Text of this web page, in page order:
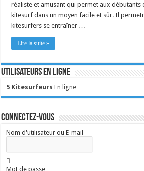
réaliste et amusant qui permet aux débutants
kitesurf dans un moyen facile et sûr. Il
kitesurfers se entraîner …
Lire la suite »
Utilisateurs en ligne
5 Kitesurfeurs En ligne
Connectez-vous
Nom d'utilisateur ou E-mail
Mot de passe